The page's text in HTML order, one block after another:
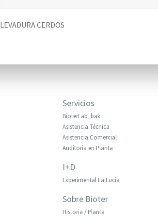
LEVADURA CERDOS
Servicios
BioterLab_bak
Asistencia Técnica
Asistencia Comercial
Auditoría en Planta
I+D
Experimental La Lucía
Sobre Bioter
Historia / Planta